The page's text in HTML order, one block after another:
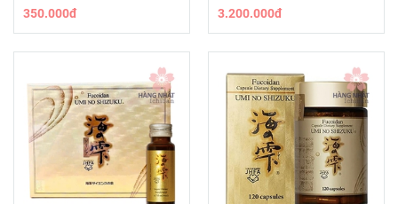
VÒNG EO THON GỌN
350.000đ
CƯỜNG SỨC KHỎE VÀ TRẺ
3.200.000đ